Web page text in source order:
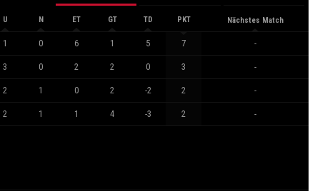
U N ET GT TD PKT Nächstes Match
1 0 6 1 5 7 -
3 0 2 2 0 3 -
2 1 0 2 -2 2 -
2 1 1 4 -3 2 -